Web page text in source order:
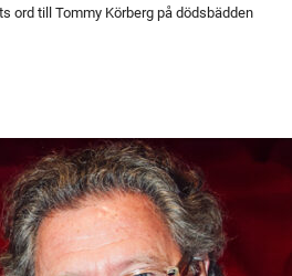
ord till Tommy Körberg på dödsbädden